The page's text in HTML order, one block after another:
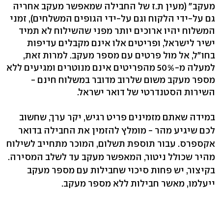
מעקב" (מעין ת.ז של החבילה שמאפשר מעקב אחריה
גם על-ידי הלקוח וגם על-ידי הגופים המשלחים), זמני
המשלוח יהיו ארוכים יותר מפני שהשילוח לא תמיד
ישיר לישראל, ופריטים אלו אינם מקבלים עדיפות
בחו"ל, אל מול פרטים עם מספר מעקב. למרות זאת,
למעלה מ-50% מהפריטים אינם מנוטרים ומגיעים ללא
מספר מעקב משום שלרוב מדובר במשלוח חינם -
השירות הסטנדרטי של דואר ישראל.
במידה שאתם מזמינים פריט רגיש, יקר ערך, שחשוב
לכם שיגיע מהר - מומלץ להזמין את החבילה בדואר
אקספרס. עבור תוספת תשלום, המוכר מתחייב לשילוח
מהיר שכולל ניטור, המאפשר מעקב עד לשלב המסירה.
בקיצור, יש פחות סיכוי שחבילות עם מספר מעקב
ייעלמו, מאשר חבילות ללא מספר מעקב.